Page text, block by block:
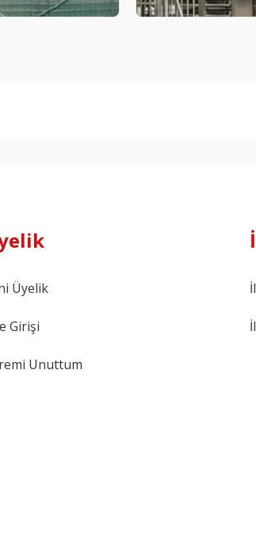
Üyelik
Girişi
Unuttum